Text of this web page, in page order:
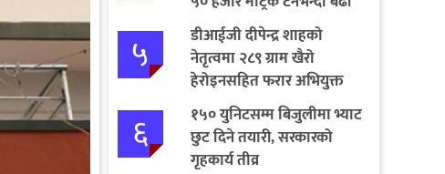
आयात गर्ने निर्णय
५
डीआईजी दीपेन्द्र शाहको
नेतृत्वमा २८९ ग्राम खैरो
हेरोइनसहित फरार अभियुक्त
पक्राउ
६
१५० युनिटसम्म बिजुलीमा भ्याट
छुट दिने तयारी, सरकारको
गृहकार्य तीव्र